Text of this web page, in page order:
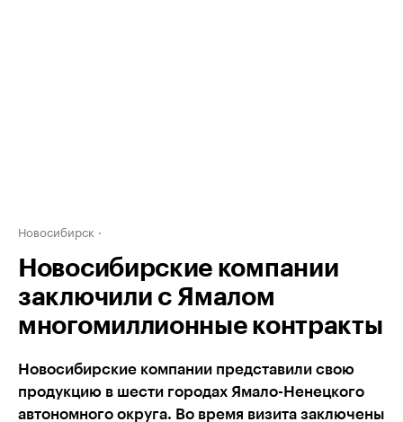
Новосибирск
Новосибирские компании
заключили с Ямалом
многомиллионные контракты
Новосибирские компании представили свою
продукцию в шести городах Ямало-Ненецкого
автономного округа. Во время визита заключены